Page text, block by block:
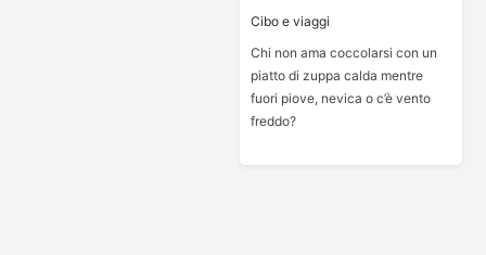
Cibo e viaggi
Chi non ama coccolarsi con un
piatto di zuppa calda mentre
fuori piove, nevica o c’è vento
freddo?